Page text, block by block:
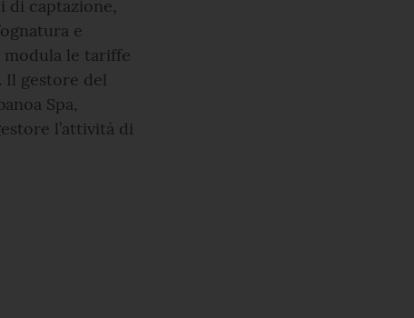
di captazione,
e
modula le tariffe
Il gestore del
Spa,
l’attività di